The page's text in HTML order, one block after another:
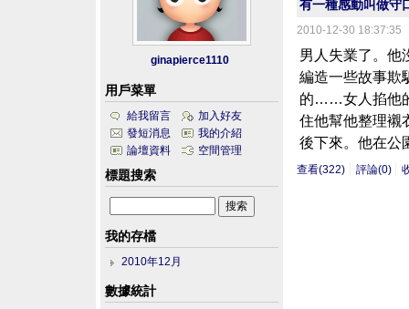
有一種感動叫做守
2010-12-30 18:37:35
男人失業了。
編造一些故事欺
的……女人掐他
住他幫他整理
後下來。他在公
查看(322) 評論(0)
ginapierce1110
用戶菜單
給我留言
加入好友
發短消息
我的介紹
論壇資料
空間管理
標題搜索
我的存檔
2010年12月
數據統計